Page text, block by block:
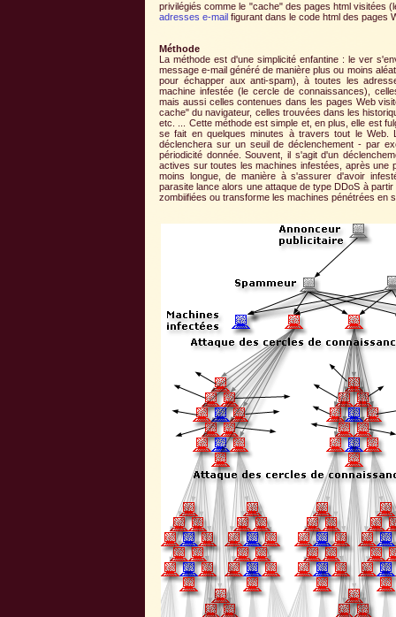
privilégiés comme le "cache" des pages html visitées
adresses e-mail figurant dans le code html des pages
Méthode
La méthode est d'une simplicité enfantine : le ver
message e-mail généré de manière plus ou moins
pour échapper aux anti-spam), à toutes les
machine infestée (le cercle de connaissances),
mais aussi celles contenues dans les pages Web
cache" du navigateur, celles trouvées dans les
etc. ... Cette méthode est simple et, en plus, elle est
se fait en quelques minutes à travers tout le Web.
déclenchera sur un seuil de déclenchement - par
périodicité donnée. Souvent, il s'agit d'un
actives sur toutes les machines infestées, après une
moins longue, de manière à s'assurer d'avoir
parasite lance alors une attaque de type DDoS à
zombiifiées ou transforme les machines pénétrées en